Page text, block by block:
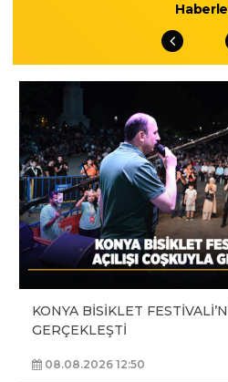
KONYA BİSİKLET
GERÇEKLEŞTİ
08.08.2026 12:50